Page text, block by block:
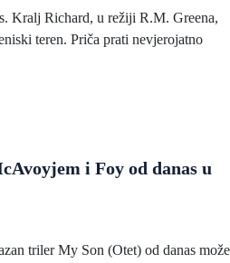
Kralj Richard, u režiji R.M. Greena,
teren. Priča prati nevjerojatno
i Foy od danas u
triler My Son (Otet) od danas